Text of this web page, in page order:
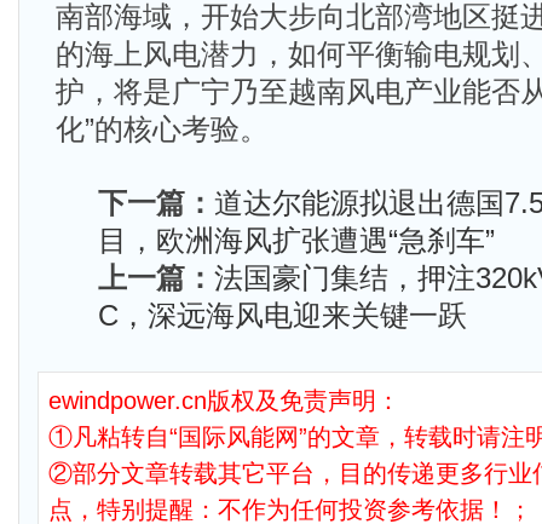
南部海域，开始大步向北部湾地区挺
的海上风电潜力，如何平衡输电规划
护，将是广宁乃至越南风电产业能否
化”的核心考验。
下一篇： 道达尔能源拟退出德国
目，欧洲海风扩张遭遇“急刹车”
上一篇： 法国豪门集结，押注
C，深远海风电迎来关键一跃
ewindpower.cn版权及免责声明：
①凡粘转自“国际风能网”的文章，转载时请注
②部分文章转载其它平台，目的传递更多行业
点，特别提醒：不作为任何投资参考依据！；